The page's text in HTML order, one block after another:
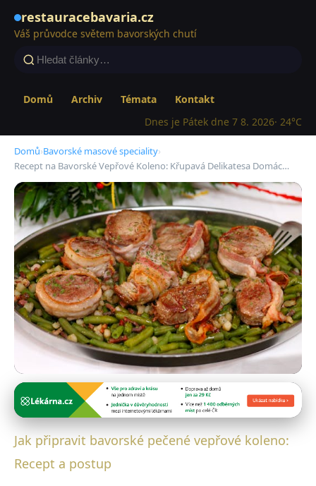
restauracebavaria.cz
Váš průvodce světem bavorských chutí
Domů Archiv Témata
Kontakt
Dnes je Pátek dne 7 8. 2026· 24°C
Domů›Bavorské masové speciality›
Recept na Bavorské Vepřové Koleno: Křupavá Delikatesa Domác…
Bavorské masové speciality
Recept na Bavorské Vepřové
Koleno: Křupavá Delikatesa
Jak připravit bavorské pečené vepřové koleno:
Recept a postup